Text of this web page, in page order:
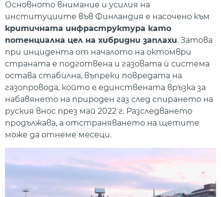
Основното внимание и усилия на
институциите във Финландия е насочено към
критичната инфраструктура като
потенциална цел на хибридни заплахи. Затова
при инцидента от началото на октомври
страната е подготвена и газовата ѝ система
остава стабилна, въпреки повредата на
газопровода, който е единствената връзка за
набавянето на природен газ след спирането на
руския внос през май 2022 г. Разследването
продължава, а отстраняването на щетите
може да отнеме месеци.